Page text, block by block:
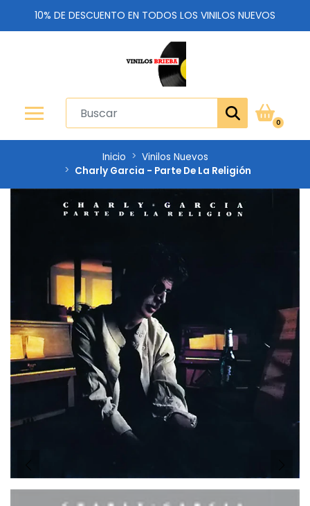
10% DE DESCUENTO EN TODOS LOS VINILOS NUEVOS
0
Inicio
Vinilos Nuevos
Charly Garcia - Parte De La Religión